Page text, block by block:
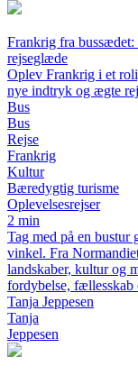
Frankrig fra
rejseglæde
Oplev Frankrig i et
nye indtryk og ægte
Bus
Bus
Rejse
Frankrig
Kultur
Bæredygtig turisme
Oplevelsesrejser
2 min
Tag med på en bustur
vinkel. Fra
landskaber, kultur og
fordybelse,
Tanja Jeppesen
Tanja
Jeppesen